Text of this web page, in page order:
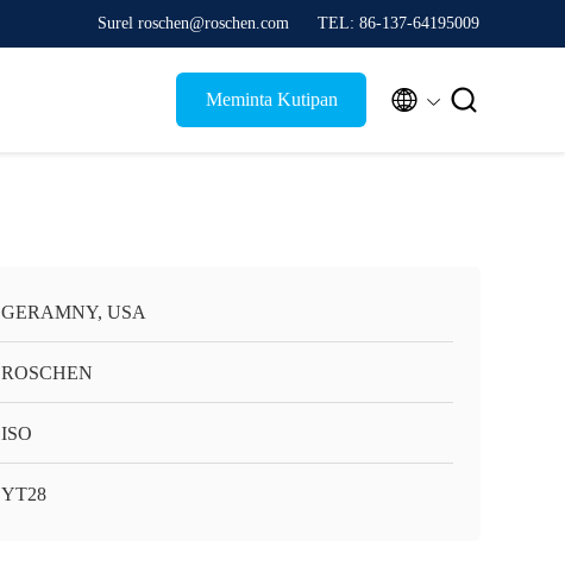
Surel roschen@roschen.com TEL: 86-137-64195009
Meminta Kutipan  
GERAMNY, USA
ROSCHEN
ISO
YT28